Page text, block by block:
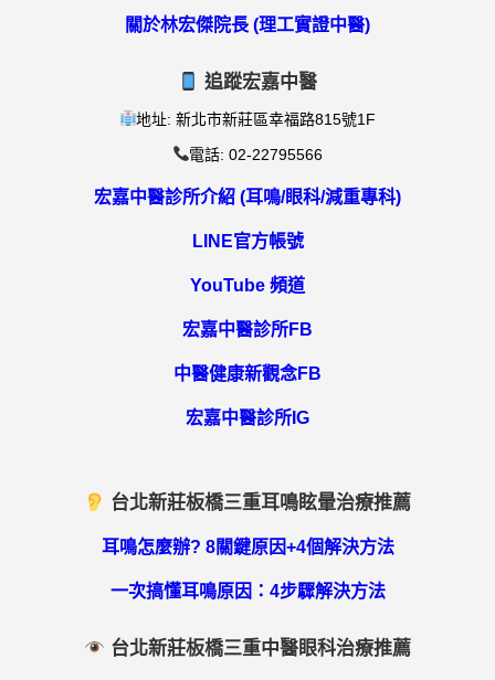
關於林宏傑院長 (理工實證中醫)
追蹤宏嘉中醫
地址: 新北市新莊區幸福路815號1F
電話: 02-22795566
宏嘉中醫診所介紹 (耳鳴/眼科/減重專科)
LINE官方帳號
YouTube 頻道
宏嘉中醫診所FB
中醫健康新觀念FB
宏嘉中醫診所IG
台北新莊板橋三重耳鳴眩暈治療推薦
耳鳴怎麼辦? 8關鍵原因+4個解決方法
一次搞懂耳鳴原因：4步驟解決方法
台北新莊板橋三重中醫眼科治療推薦